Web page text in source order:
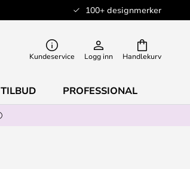
100+ designmerker
Handlekurv
Kundeservice Logg inn
TILBUD
PROFESSIONAL